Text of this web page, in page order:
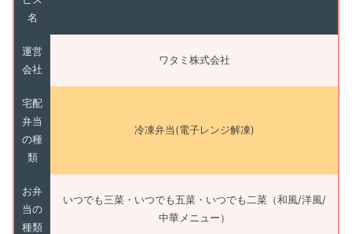
名
運営
会社
ワタミ株式会社
宅配
弁当
の種
類
冷凍弁当(電子レンジ解凍)
お弁
当の
種類
いつでも三菜・いつでも五菜・いつでも二菜（和風/洋風/
中華メニュー）